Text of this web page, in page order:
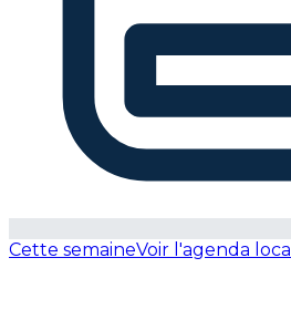
Cette semaineVoir l'agenda local